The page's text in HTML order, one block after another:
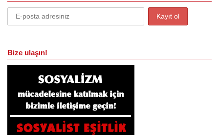
Bize ulaşın!